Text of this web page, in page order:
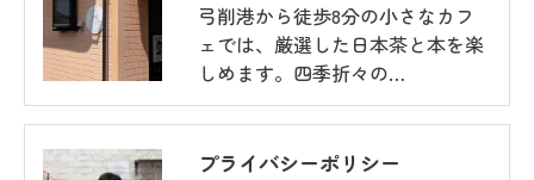
弓削港から徒歩8分の小さなカフ
ェでは、厳選した日本茶と本を楽
しめます。四季折々の…
プライバシーポリシー